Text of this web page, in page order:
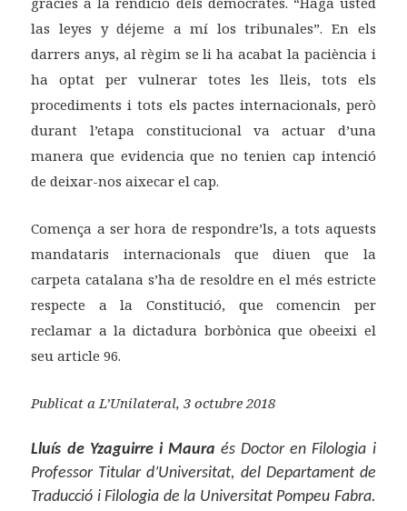
las leyes y déjeme a mí los tribunales”. En els
darrers anys, al règim se li ha acabat la paciència i
ha optat per vulnerar totes les lleis, tots els
procediments i tots els pactes internacionals, però
durant l’etapa constitucional va actuar d’una
manera que evidencia que no tenien cap intenció
de deixar-nos aixecar el cap.
Comença a ser hora de respondre’ls, a tots aquests
mandataris internacionals que diuen que la
carpeta catalana s’ha de resoldre en el més estricte
respecte a la Constitució, que comencin per
reclamar a la dictadura borbònica que obeeixi el
seu article 96.
Publicat a L’Unilateral, 3 octubre 2018
Lluís de Yzaguirre i Mauraés Doctor en Filologia i
Professor Titular d’Universitat, del Departament de
Traducció i Filologia de la Universitat Pompeu Fabra.